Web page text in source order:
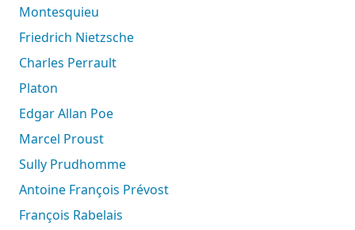
Montesquieu
Friedrich Nietzsche
Charles Perrault
Platon
Edgar Allan Poe
Marcel Proust
Sully Prudhomme
Antoine François Prévost
François Rabelais